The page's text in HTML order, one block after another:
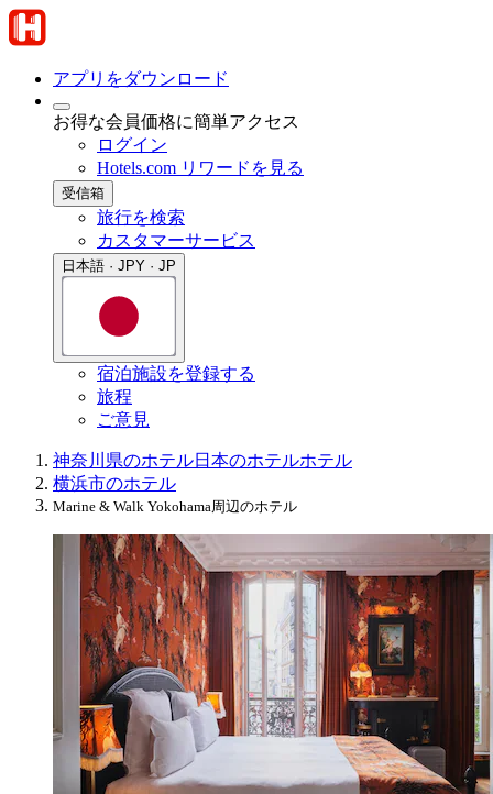
アプリをダウンロード
お得な会員価格に簡単アクセス
ログイン
Hotels.com リワードを見る
受信箱
旅行を検索
カスタマーサービス
日本語 · JPY · JP
宿泊施設を登録する
旅程
ご意見
神奈川県のホテル日本のホテルホテル
横浜市のホテル
Marine & Walk Yokohama周辺のホテル